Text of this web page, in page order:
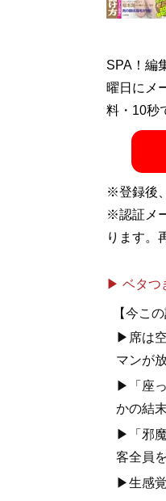
SPA！編
曜日にメ
料・10秒
※登録後
※認証メ
ります。
▶ ベタつ
【今こ
▶席は
マンが
▶「座
かの結
▶「邪
客全員
▶生感